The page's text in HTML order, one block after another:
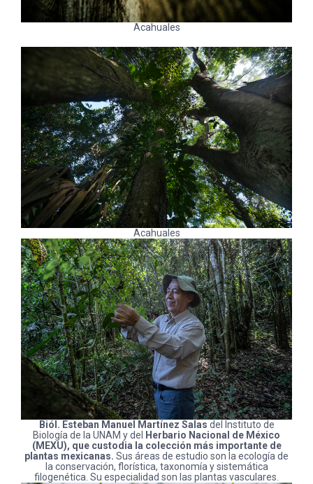
Acahuales
Acahuales
Biól. Esteban Manuel Martínez Salas del Instituto de
Biología de la UNAM y del
Herbario Nacional de México
(MEXU), que custodia la colección más importante de
plantas mexicanas. Sus áreas de estudio son la ecología de
la conservación, florística, taxonomía y sistemática
filogenética. Su especialidad son las plantas vasculares.